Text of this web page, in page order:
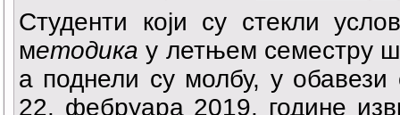
Студенти који су стекли
методика у летњем семестру
а поднели су молбу, у обавези
22. фебруара 2019. године